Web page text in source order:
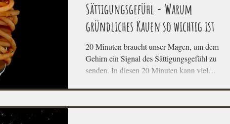
Sättigungsgefühl - Warum
gründliches Kauen so wichtig ist
20 Minuten braucht unser Magen, um dem
Gehirn ein Signal des Sättigungsgefühl zu
senden. In diesen 20 Minuten kann viel
nicht. Warum ist gründliches Kauen dabei so
wichtig? Und warum eine Vorspeise helfen